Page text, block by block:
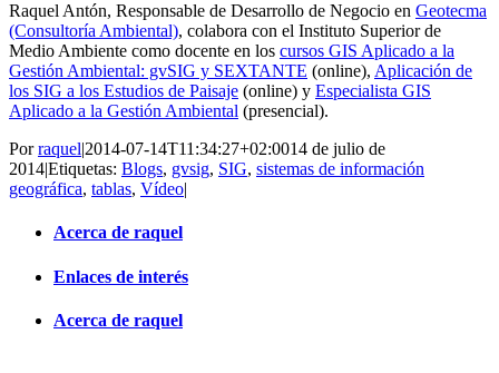
Raquel Antón, Responsable de Desarrollo de Negocio en Geotecma
(Consultoría Ambiental), colabora con el Instituto Superior de
Medio Ambiente como docente en los cursos GIS Aplicado a la
Gestión Ambiental: gvSIG y SEXTANTE (online), Aplicación de
los SIG a los Estudios de Paisaje (online) y Especialista GIS
Aplicado a la Gestión Ambiental (presencial).
Porraquel|2014-07-14T11:34:27+02:0014 de julio de
2014|Etiquetas: Blogs, gvsig, SIG, sistemas de información
geográfica, tablas, Vídeo|
Acerca de raquel
Enlaces de interés
Acerca de raquel